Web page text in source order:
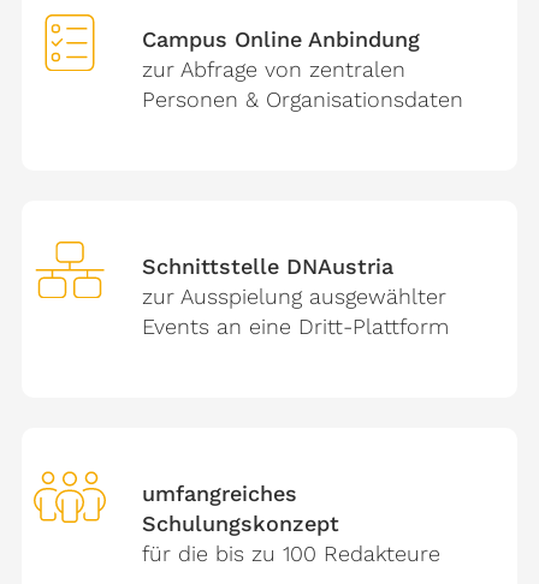
Campus Online Anbindung
zur Abfrage von zentralen
Personen & Organisationsdaten
Schnittstelle DNAustria
zur Ausspielung ausgewählter
Events an eine Dritt-Plattform
umfangreiches
Schulungskonzept
für die bis zu 100 Redakteure